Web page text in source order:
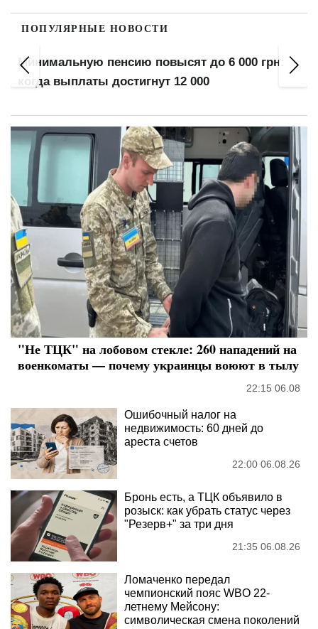
ПОПУЛЯРНЫЕ НОВОСТИ
Минимальную пенсию повысят до 6 000 грн:
когда выплаты достигнут 12 000
"Не ТЦК" на лобовом стекле: 260 нападений на
военкоматы — почему украинцы воюют в тылу
22:15 06.08
Ошибочный налог на
недвижимость: 60 дней до
ареста счетов
22:00 06.08.26
Бронь есть, а ТЦК объявило в
розыск: как убрать статус через
"Резерв+" за три дня
21:35 06.08.26
Ломаченко передал
чемпионский пояс WBO 22-
летнему Мейсону:
символическая смена поколений